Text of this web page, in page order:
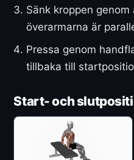
Sänk kroppen
överarmarna är
Pressa genom
tillbaka till
Start- och